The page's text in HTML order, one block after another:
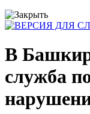
В
служба